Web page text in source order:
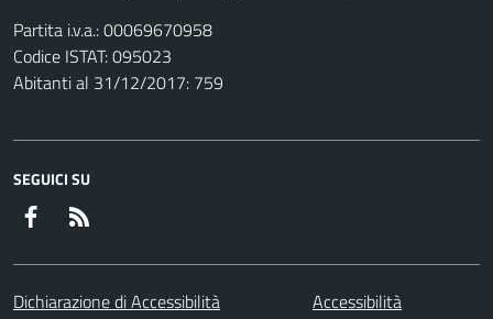
Partita i.v.a.: 00069670958
Codice ISTAT: 095023
Abitanti al 31/12/2017: 759
SEGUICI SU
Facebook
Dichiarazione di Accessibilità
Accessibilità